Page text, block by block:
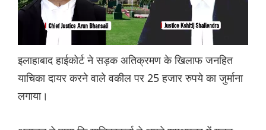
इलाहाबाद हाईकोर्ट ने सड़क अतिक्रमण के खिलाफ जनहित
याचिका दायर करने वाले वकील पर 25 हजार रुपये का जुर्माना
लगाया।